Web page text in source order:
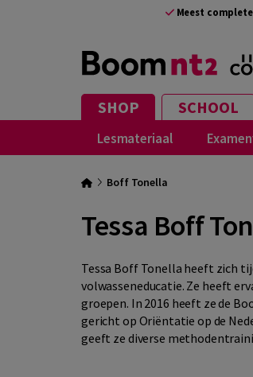
Meest complete
SHOP SCHOOL
Lesmateriaal
Boff Tonella
Tessa Boff
Tessa Boff Tonella heeft zich
volwasseneducatie. Ze heeft
groepen. In 2016 heeft ze de
gericht op Oriëntatie op de
geeft ze diverse